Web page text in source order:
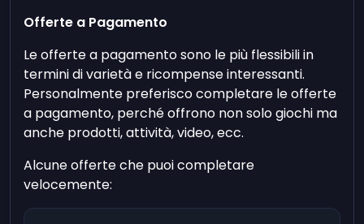
Offerte a Pagamento
Le offerte a pagamento sono le più flessibili in
termini di varietà e ricompense interessanti.
Personalmente preferisco completare le offerte
a pagamento, perché offrono non solo giochi ma
anche prodotti, attività, video, ecc.
Alcune offerte che puoi completare
velocemente: